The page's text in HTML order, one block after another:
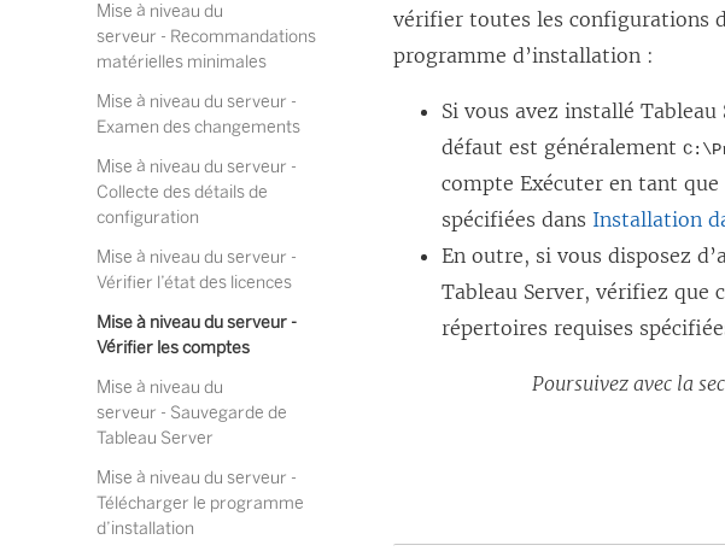
Mise à niveau du
serveur - Recommandations
matérielles minimales
Mise à niveau du serveur -
Examen des changements
Mise à niveau du serveur -
Collecte des détails de
configuration
Mise à niveau du serveur -
Vérifier l’état des licences
Mise à niveau du serveur -
Vérifier les comptes
Mise à niveau du
serveur - Sauvegarde de
Tableau Server
Mise à niveau du serveur -
Télécharger le programme
d’installation
vérifier toutes les configurations
programme d’installation :
Si vous avez installé
défaut est généralement
compte Exécuter en tant
spécifiées dans Installation
En outre, si vous disposez
Tableau Server, vérifiez que
répertoires requises
Poursuivez avec la